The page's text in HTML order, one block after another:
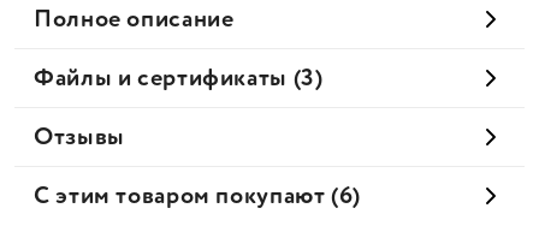
Полное описание
Файлы и сертификаты (3)
Отзывы
С этим товаром покупают (6)